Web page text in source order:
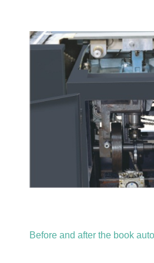
Before and after the book